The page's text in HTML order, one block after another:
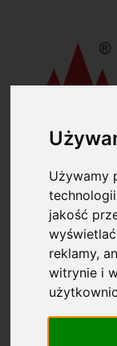
Używamy
jakość
reklamy,
witrynie i
Opcje
Kategorie: Podatki
Producent: